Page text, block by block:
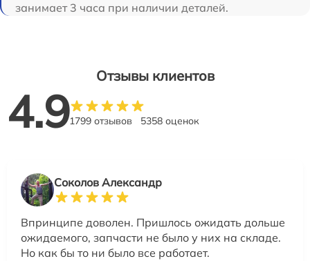
занимает 3 часа при наличии деталей.
Отзывы клиентов
4.91799 отзывов 5358 оценок
Соколов Александр
Впринципе доволен. Пришлось ожидать дольше
ожидаемого, запчасти не было у них на складе.
Но как бы то ни было все работает.